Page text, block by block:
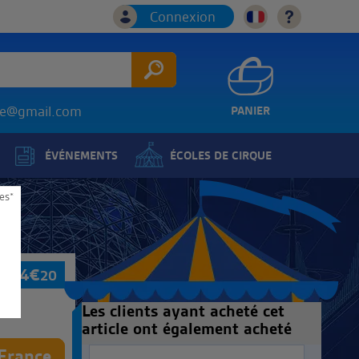
PANIER
ÉVÉNEMENTS ÉCOLES DE CIRQUE
844€20
Les clients ayant acheté cet
article ont également acheté
Connexion